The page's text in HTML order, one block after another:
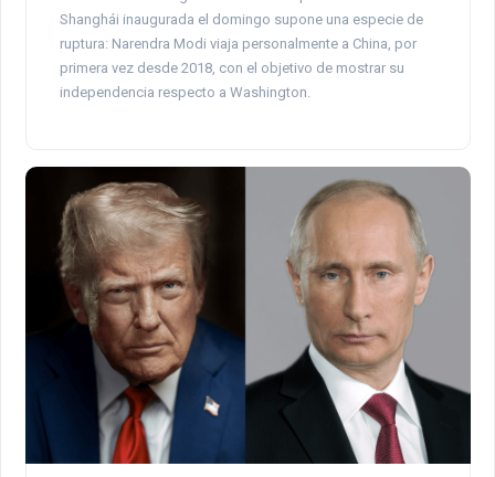
Shanghái inaugurada el domingo supone una especie de
ruptura: Narendra Modi viaja personalmente a China, por
primera vez desde 2018, con el objetivo de mostrar su
independencia respecto a Washington.